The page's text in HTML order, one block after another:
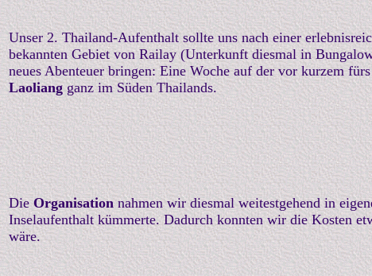
Unser 2. Thailand-Aufenthalt sollte uns nach einer
bekannten Gebiet von Railay (Unterkunft diesmal in
neues Abenteuer bringen: Eine Woche auf der vor kurzem
Laoliangganz im Süden Thailands.
DieOrganisationnahmen wir diesmal weitestgehend in
Inselaufenthalt kümmerte. Dadurch konnten wir die Kosten
wäre.